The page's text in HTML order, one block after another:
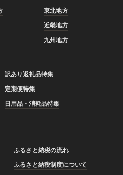
東北地方
近畿地方
九州地方
訳あり返礼品特集
定期便特集
日用品・消耗品特集
ふるさと納税の流れ
ふるさと納税制度について